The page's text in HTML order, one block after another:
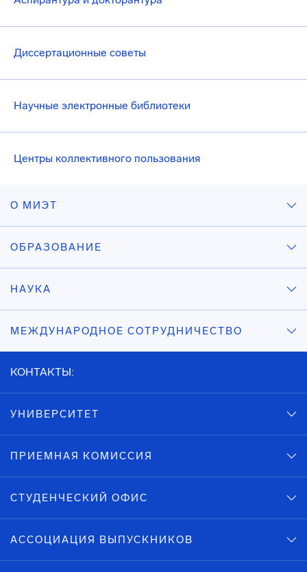
Диссертационные советы
Научные электронные библиотеки
Центры коллективного пользования
О МИЭТ
ОБРАЗОВАНИЕ
НАУКА
МЕЖДУНАРОДНОЕ СОТРУДНИЧЕСТВО
КОНТАКТЫ:
УНИВЕРСИТЕТ
ПРИЕМНАЯ КОМИССИЯ
СТУДЕНЧЕСКИЙ ОФИС
АССОЦИАЦИЯ ВЫПУСКНИКОВ